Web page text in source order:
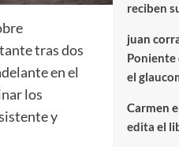
tras dos
en el
los
y
reciben
juan
Poniente
el
Carmen
edita el